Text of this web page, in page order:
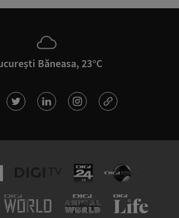
Băneasa, 23°C